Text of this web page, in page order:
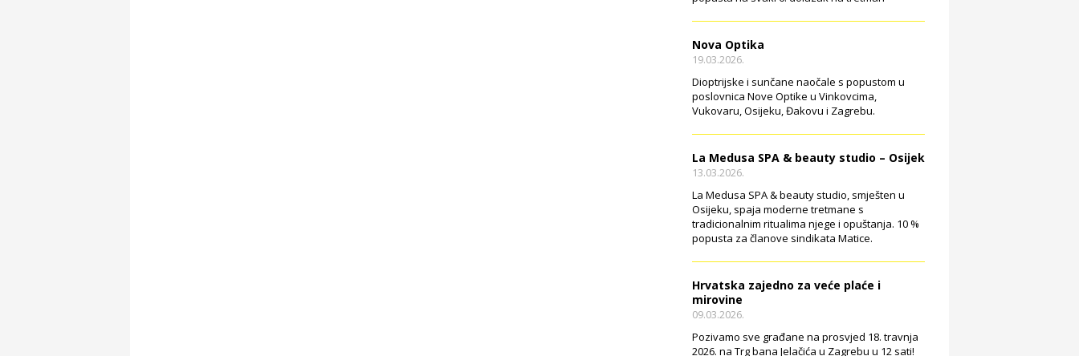
Nova Optika
19.03.2026.
Dioptrijske i sunčane naočale s popustom u
poslovnica Nove Optike u Vinkovcima,
Vukovaru, Osijeku, Đakovu i Zagrebu.
La Medusa SPA & beauty studio – Osijek
13.03.2026.
La Medusa SPA & beauty studio, smješten u
Osijeku, spaja moderne tretmane s
tradicionalnim ritualima njege i opuštanja. 10 %
popusta za članove sindikata Matice.
Hrvatska zajedno za veće plaće i
mirovine
09.03.2026.
Pozivamo sve građane na prosvjed 18. travnja
2026. na Trg bana Jelačića u Zagrebu u 12 sati!